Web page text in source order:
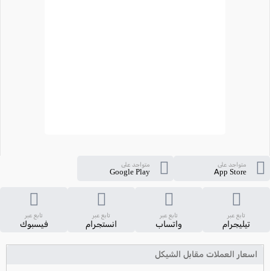
متواجد على
App Store
متواجد على
Google Play
تابع عبر
تيليجرام
تابع عبر
واتساب
تابع عبر
انستجرام
تابع عبر
فيسبوك
اسعار العملات مقابل الشيكل